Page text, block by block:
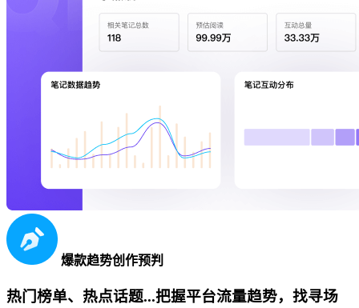
爆款趋势创作预判
热门榜单、热点话题...把握平台流量趋势，找寻场